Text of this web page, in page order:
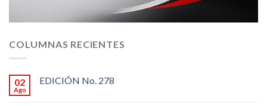
COLUMNAS RECIENTES
02
Ago
EDICIÓN No. 278